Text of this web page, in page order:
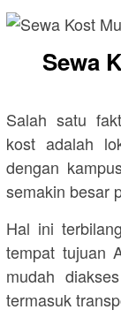
Sewa
Salah satu
kost adalah
dengan
semakin besar
Hal ini
tempat tujuan
mudah
termasuk